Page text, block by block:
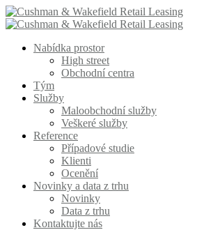
Nabídka prostor
High street
Obchodní centra
Tým
Služby
Maloobchodní služby
Veškeré služby
Reference
Případové studie
Klienti
Ocenění
Novinky a data z trhu
Novinky
Data z trhu
Kontaktujte nás